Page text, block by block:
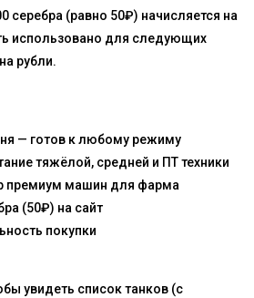
серебра (равно 50₽) начисляется на
использовано для следующих
рубли.
— готов к любому режиму
тяжёлой, средней и ПТ техники
премиум машин для фарма
(50₽) на сайт
покупки
увидеть список танков (с